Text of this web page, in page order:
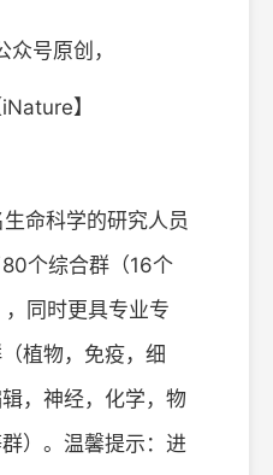
号原创，
】
命科学的研究人员
个综合群（16个
同时更具专业专
植物，免疫，细
，神经，化学，物
）。温馨提示：进